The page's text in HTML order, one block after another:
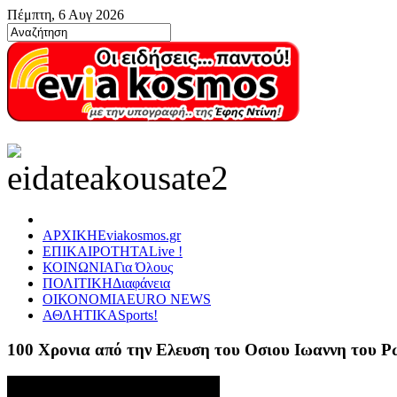
Πέμπτη, 6 Αυγ 2026
ΑΡΧΙΚΗEviakosmos.gr
ΕΠΙΚΑΙΡΟΤΗΤΑLive !
ΚΟΙΝΩΝΙΑΓια Όλους
ΠΟΛΙΤΙΚΗΔιαφάνεια
ΟΙΚΟΝΟΜΙΑEURO NEWS
ΑΘΛΗΤΙΚΑSports!
100 Χρονια από την Ελευση του Οσιου Ιωαννη του